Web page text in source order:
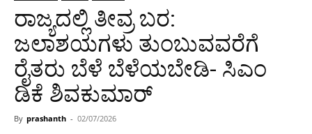
ರಾಜ್ಯದಲ್ಲಿ ತೀವ್ರ ಬರ:
ಜಲಾಶಯಗಳು ತುಂಬುವವರೆಗೆ
ರೈತರು ಬೆಳೆ ಬೆಳೆಯಬೇಡಿ- ಸಿಎಂ
ಡಿಕೆ ಶಿವಕುಮಾರ್
By prashanth - 02/07/2026